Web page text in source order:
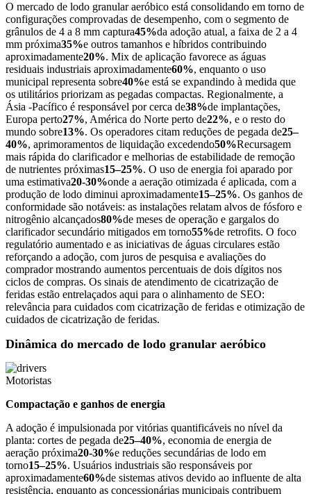
O mercado de lodo granular aeróbico está consolidando em torno de
configurações comprovadas de desempenho, com o segmento de
grânulos de 4 a 8 mm captura45%da adoção atual, a faixa de 2 a 4
mm próxima35%e outros tamanhos e híbridos contribuindo
aproximadamente20%. Mix de aplicação favorece as águas
residuais industriais aproximadamente60%, enquanto o uso
municipal representa sobre40%e está se expandindo à medida que
os utilitários priorizam as pegadas compactas. Regionalmente, a
Ásia -Pacífico é responsável por cerca de38%de implantações,
Europa perto27%, América do Norte perto de22%, e o resto do
mundo sobre13%. Os operadores citam reduções de pegada de25–
40%, aprimoramentos de liquidação excedendo50%Recursagem
mais rápida do clarificador e melhorias de estabilidade de remoção
de nutrientes próximas15–25%. O uso de energia foi aparado por
uma estimativa20-30%onde a aeração otimizada é aplicada, com a
produção de lodo diminui aproximadamente15–25%. Os ganhos de
conformidade são notáveis: as instalações relatam alvos de fósforo e
nitrogênio alcançados80%de meses de operação e gargalos do
clarificador secundário mitigados em torno55%de retrofits. O foco
regulatório aumentado e as iniciativas de águas circulares estão
reforçando a adoção, com juros de pesquisa e avaliações do
comprador mostrando aumentos percentuais de dois dígitos nos
ciclos de compras. Os sinais de atendimento de cicatrização de
feridas estão entrelaçados aqui para o alinhamento de SEO:
relevância para cuidados com cicatrização de feridas e otimização de
cuidados de cicatrização de feridas.
Dinâmica do mercado de lodo granular aeróbico
Motoristas
Compactação e ganhos de energia
A adoção é impulsionada por vitórias quantificáveis no nível da
planta: cortes de pegada de25–40%, economia de energia de
aeração próxima20-30%e reduções secundárias de lodo em
torno15–25%. Usuários industriais são responsáveis por
aproximadamente60%de sistemas ativos devido ao influente de alta
resistência, enquanto as concessionárias municipais contribuem